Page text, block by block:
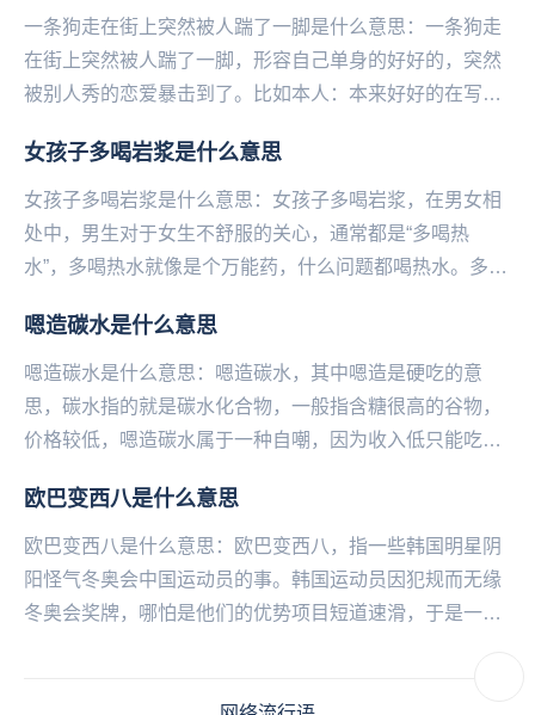
一条狗走在街上突然被人踹了一脚是什么意思：一条狗走
在街上突然被人踹了一脚，形容自己单身的好好的，突然
被别人秀的恋爱暴击到了。比如本人：本来好好的在写论
女孩子多喝岩浆是什么意思
女孩子多喝岩浆是什么意思：女孩子多喝岩浆，在男女相
处中，男生对于女生不舒服的关心，通常都是“多喝热
水”，多喝热水就像是个万能药，什么问题都喝热水。多喝
嗯造碳水是什么意思
嗯造碳水是什么意思：嗯造碳水，其中嗯造是硬吃的意
思，碳水指的就是碳水化合物，一般指含糖很高的谷物，
价格较低，嗯造碳水属于一种自嘲，因为收入低只‌‌‌‌‌‌‌‌‌能吃便
欧巴变西八是什么意思
欧巴变西八是什么意思：欧巴变西八，指一些‌‌‌‌‌‌‌‌‌‌‌‌韩国明星阴
阳怪气冬奥会中国运动员的事。韩国运动员因犯规而无缘
冬奥会奖牌，哪怕是他们的优势项目短道速滑，于是一些